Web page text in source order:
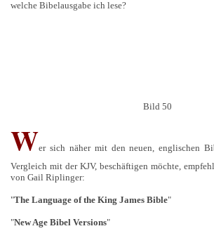
welche Bibelausgabe ich lese?
Bild 50
Wer sich näher mit den neuen, englischen
Vergleich mit der KJV, beschäftigen möchte,
von Gail Riplinger:
"The Language of the King James Bible"
"New Age Bibel Versions"